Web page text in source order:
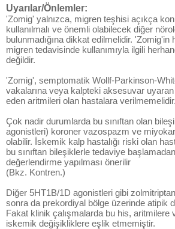
Uyarılar/Önlemler:
'Zomig' yalnızca, migren teşhisi açıkça
kullanılmalı ve önemli olabilecek diğer
bulunmadığına dikkat edilmelidir.
migren tedavisinde kullanımıyla ilgili
değildir.
'Zomig', semptomatik Wollf-Parkinson-
vakalarına veya kalpteki aksesuvar
eden aritmileri olan hastalara verilmemelidir.
Çok nadir durumlarda bu sınıftan olan
agonistleri) koroner vazospazm ve
olabilir. İskemik kalp hastalığı riski olan
bu sınıftan bileşiklerle tedaviye
değerlendirme yapılması önerilir
(Bkz. Kontren.)
Diğer 5HT1B/1D agonistleri gibi
sonra da prekordiyal bölge üzerinde atipik
Fakat klinik çalışmalarda bu his, aritmilere
iskemik değişikliklere eşlik etmemiştir.